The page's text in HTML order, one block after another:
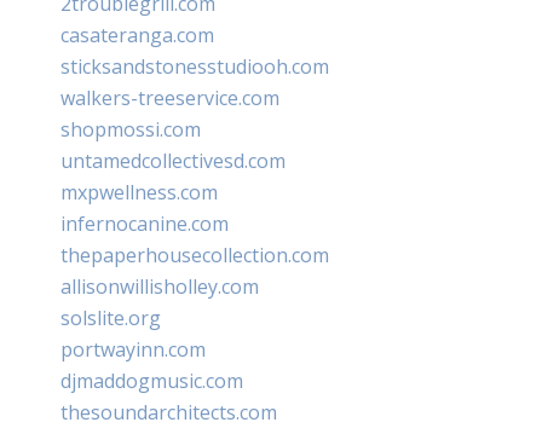
casateranga.com
sticksandstonesstudiooh.com
walkers-treeservice.com
shopmossi.com
untamedcollectivesd.com
mxpwellness.com
infernocanine.com
thepaperhousecollection.com
allisonwillisholley.com
solslite.org
portwayinn.com
djmaddogmusic.com
thesoundarchitects.com